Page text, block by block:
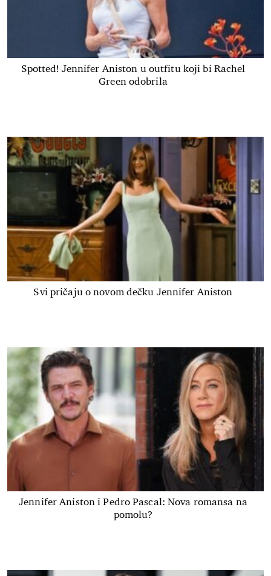
Spotted! Jennifer Aniston u outfitu koji bi Rachel
Green odobrila
Svi pričaju o novom dečku Jennifer Aniston
Jennifer Aniston i Pedro Pascal: Nova romansa na
pomolu?